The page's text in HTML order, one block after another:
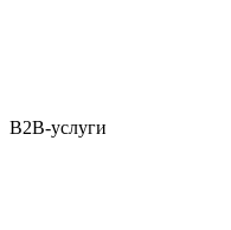
B2B-услуги